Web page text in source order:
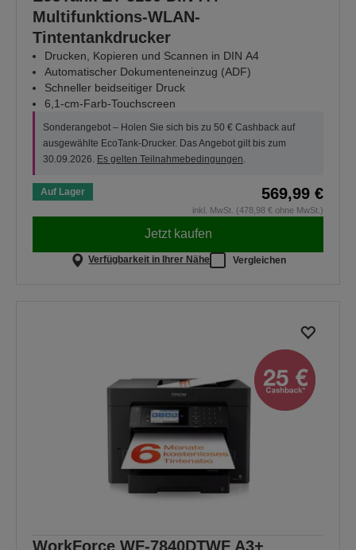
Multifunktions-WLAN-
Tintentankdrucker
Drucken, Kopieren und Scannen in DIN A4
Automatischer Dokumenteneinzug (ADF)
Schneller beidseitiger Druck
6,1-cm-Farb-Touchscreen
Sonderangebot – Holen Sie sich bis zu 50 € Cashback auf
ausgewählte EcoTank-Drucker. Das Angebot gilt bis zum
30.09.2026. Es gelten Teilnahmebedingungen.
Auf Lager 569,99 €
inkl. MwSt. (478,98 € ohne MwSt.)
Jetzt kaufen
Verfügbarkeit in Ihrer Nähe Vergleichen
WorkForce WF-7840DTWF A3+